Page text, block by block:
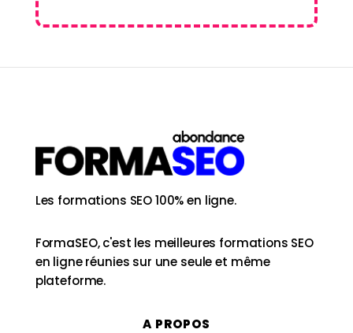
Les formations SEO 100% en ligne.
FormaSEO, c'est les meilleures formations SEO
en ligne réunies sur une seule et même
plateforme.
A PROPOS